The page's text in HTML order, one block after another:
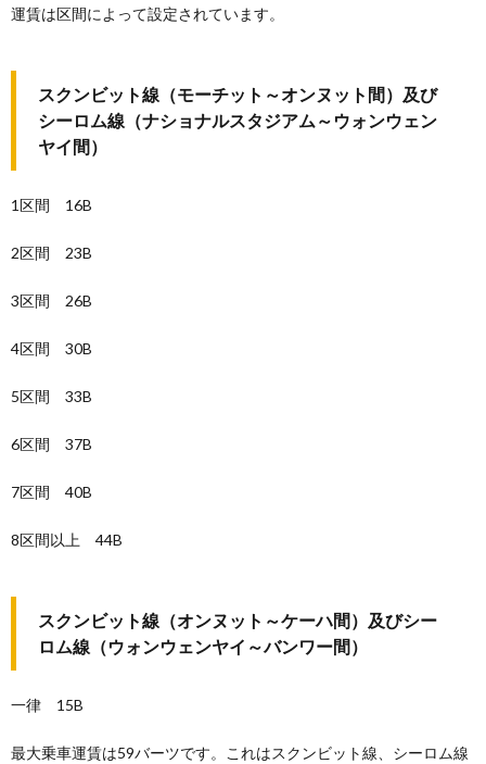
運賃は区間によって設定されています。
スクンビット線（モーチット～オンヌット間）及び
シーロム線（ナショナルスタジアム～ウォンウェン
ヤイ間）
1区間 16B
2区間 23B
3区間 26B
4区間 30B
5区間 33B
6区間 37B
7区間 40B
8区間以上 44B
スクンビット線（オンヌット～ケーハ間）及びシー
ロム線（ウォンウェンヤイ～バンワー間）
一律 15B
最大乗車運賃は59バーツです。これはスクンビット線、シーロム線